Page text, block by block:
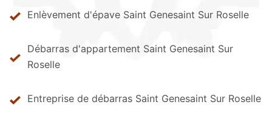
Enlèvement d'épave Saint Genesaint Sur Roselle
Débarras d'appartement Saint Genesaint Sur
Roselle
Entreprise de débarras Saint Genesaint Sur Roselle